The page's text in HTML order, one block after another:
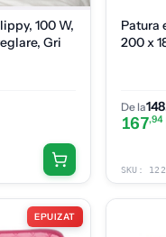
100 W,
Gri
Patura
200 x
De la
167,94
SKU:
EPUIZAT